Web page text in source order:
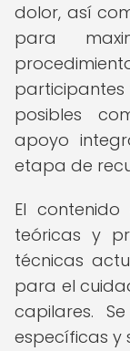
dolor, así
para
posibles
apoyo
etapa de
El contenido
teóricas y
técnicas
para el
capilares.
específicas y